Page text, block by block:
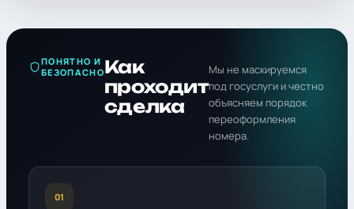
ПОНЯТНО И
БЕЗОПАСНОКак
проходит
сделка
Мы не маскируемся
под госуслуги и честно
объясняем порядок
переоформления
номера.
01